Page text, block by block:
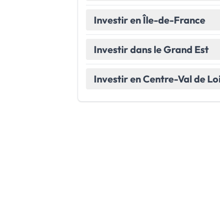
Investir en Île-de-France
Investir dans le Grand Est
Investir en Centre-Val de